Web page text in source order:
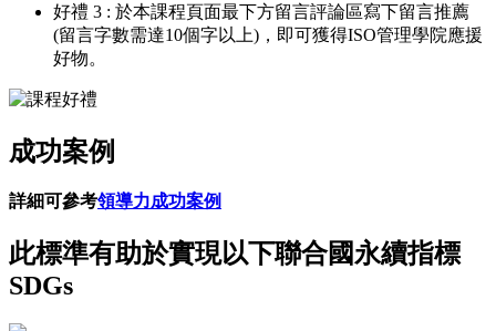
好禮 3 : 於本課程頁面最下方留言評論區寫下留言推薦
(留言字數需達10個字以上)，即可獲得ISO管理學院應援
好物。
成功案例
詳細可參考領導力成功案例
此標準有助於實現以下聯合國永續指標
SDGs